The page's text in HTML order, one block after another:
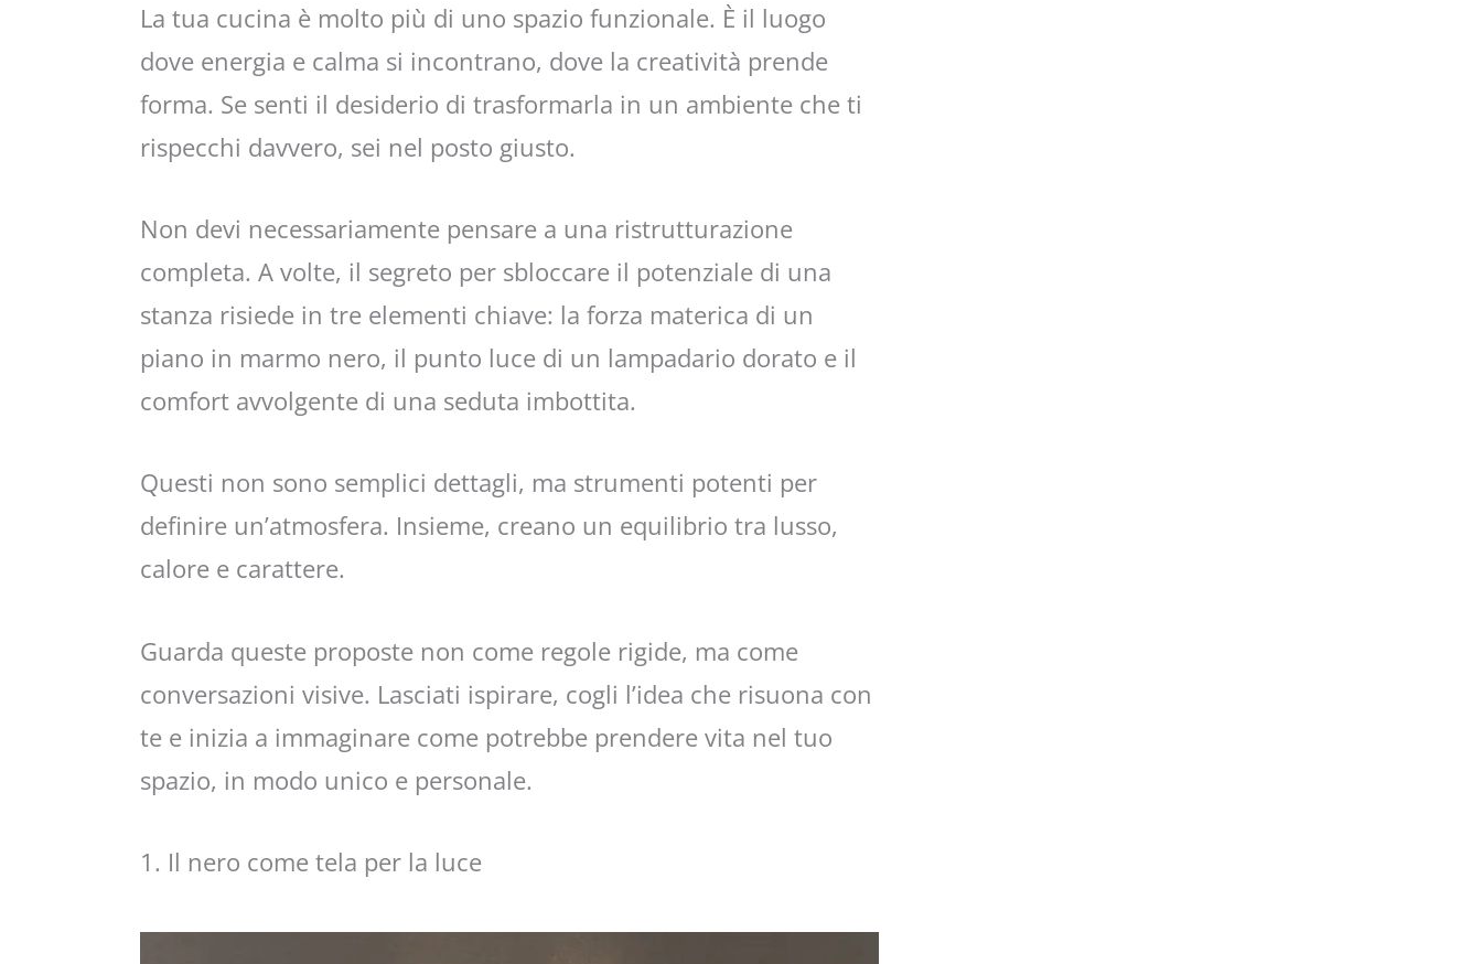
La tua cucina è molto più di uno spazio funzionale. È il luogo
dove energia e calma si incontrano, dove la creatività prende
forma. Se senti il desiderio di trasformarla in un ambiente che ti
rispecchi davvero, sei nel posto giusto.
Non devi necessariamente pensare a una ristrutturazione
completa. A volte, il segreto per sbloccare il potenziale di una
stanza risiede in tre elementi chiave: la forza materica di un
piano in marmo nero, il punto luce di un lampadario dorato e il
comfort avvolgente di una seduta imbottita.
Questi non sono semplici dettagli, ma strumenti potenti per
definire un’atmosfera. Insieme, creano un equilibrio tra lusso,
calore e carattere.
Guarda queste proposte non come regole rigide, ma come
conversazioni visive. Lasciati ispirare, cogli l’idea che risuona con
te e inizia a immaginare come potrebbe prendere vita nel tuo
spazio, in modo unico e personale.
1. Il nero come tela per la luce